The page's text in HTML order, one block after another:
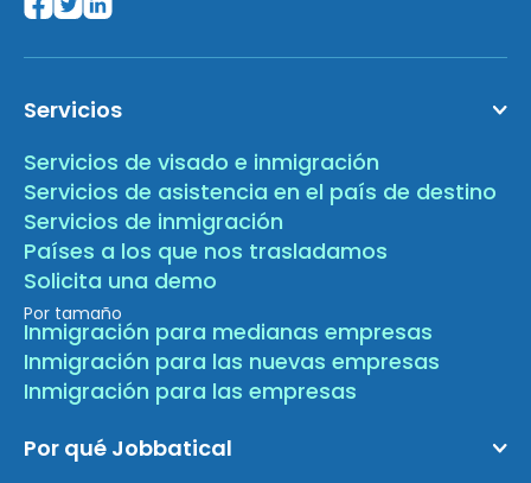
Servicios
Servicios de visado e inmigración
Servicios de asistencia en el país de destino
Servicios de inmigración
Países a los que nos trasladamos
Solicita una demo
Por tamaño
Inmigración para medianas empresas
Inmigración para las nuevas empresas
Inmigración para las empresas
Por qué Jobbatical